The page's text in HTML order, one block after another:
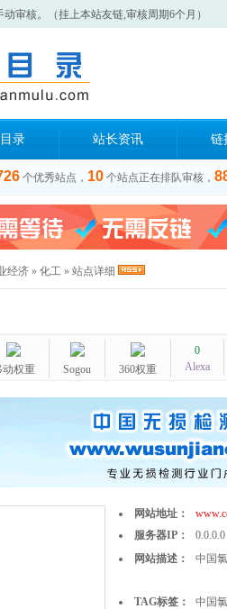
审核。（挂上本站友链,审核周期6个月）
录 站长资讯 链
个优秀站点， 10 个站点正在排队审核，
经济 » 化工 » 站点详细
动权重 Sogou 360权重
0
Alexa
网站地址：
服务器IP：
0.0.0.0
网站描述：
中国
TAG标签： 中国